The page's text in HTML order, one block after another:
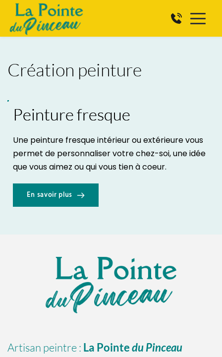
Création peinture
Peinture fresque
Une peinture fresque intérieur ou extérieure vous
permet de personnaliser votre chez-soi, une idée
que vous aimez ou qui vous tien à coeur.
En savoir plus
Artisan peintre : La Pointe du Pinceau